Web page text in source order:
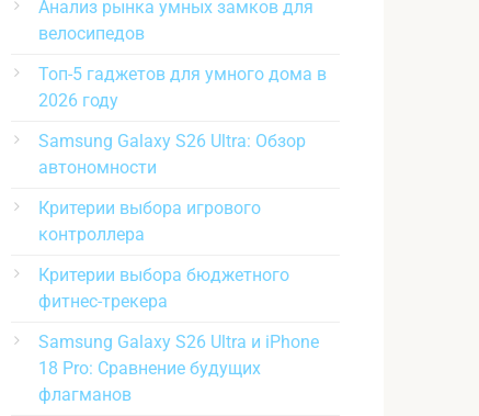
Анализ рынка умных замков для
велосипедов
Топ-5 гаджетов для умного дома в
2026 году
Samsung Galaxy S26 Ultra: Обзор
автономности
Критерии выбора игрового
контроллера
Критерии выбора бюджетного
фитнес-трекера
Samsung Galaxy S26 Ultra и iPhone
18 Pro: Сравнение будущих
флагманов